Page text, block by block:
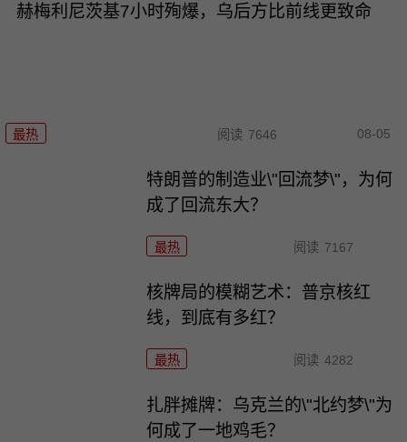
赫梅利尼茨基7小时殉爆，乌后方比前线更致命
最热 阅读 7646 08-05
特朗普的制造业\"回流梦\"，为何
成了回流东大？
最热 阅读 7167
核牌局的模糊艺术：普京核红
线，到底有多红？
最热 阅读 4282
扎胖摊牌：乌克兰的\"北约梦\"为
何成了一地鸡毛？